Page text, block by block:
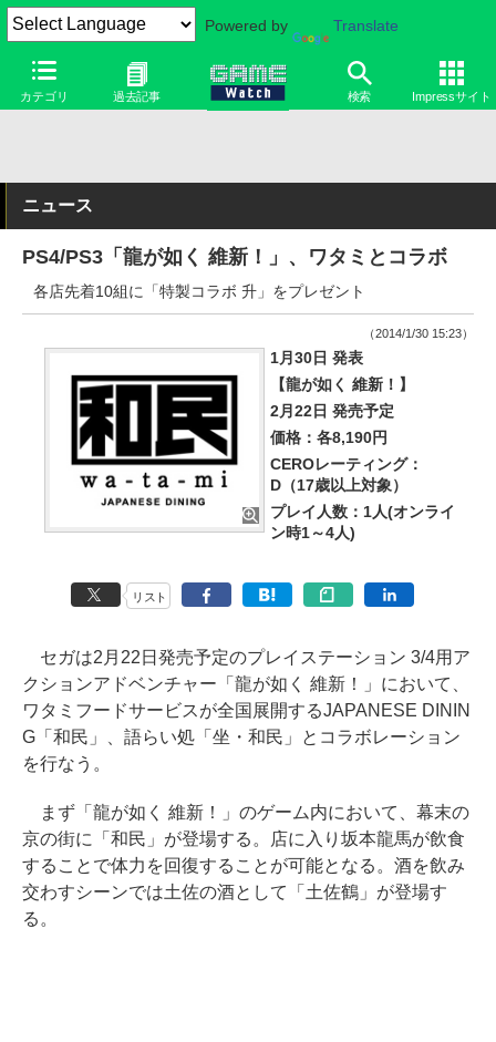
Powered by Translate
カテゴリ 過去記事 検索 Impressサイト
ニュース
PS4/PS3「龍が如く 維新！」、ワタミとコラボ
各店先着10組に「特製コラボ 升」をプレゼント
（2014/1/30 15:23）
1月30日 発表
【龍が如く 維新！】
2月22日 発売予定
価格：各8,190円
CEROレーティング：
D（17歳以上対象）
プレイ人数：1人(オンライ
ン時1～4人)
リスト
セガは2月22日発売予定のプレイステーション 3/4用ア
クションアドベンチャー「龍が如く 維新！」において、
ワタミフードサービスが全国展開するJAPANESE DININ
G「和民」、語らい処「坐・和民」とコラボレーション
を行なう。
まず「龍が如く 維新！」のゲーム内において、幕末の
京の街に「和民」が登場する。店に入り坂本龍馬が飲食
することで体力を回復することが可能となる。酒を飲み
交わすシーンでは土佐の酒として「土佐鶴」が登場す
る。